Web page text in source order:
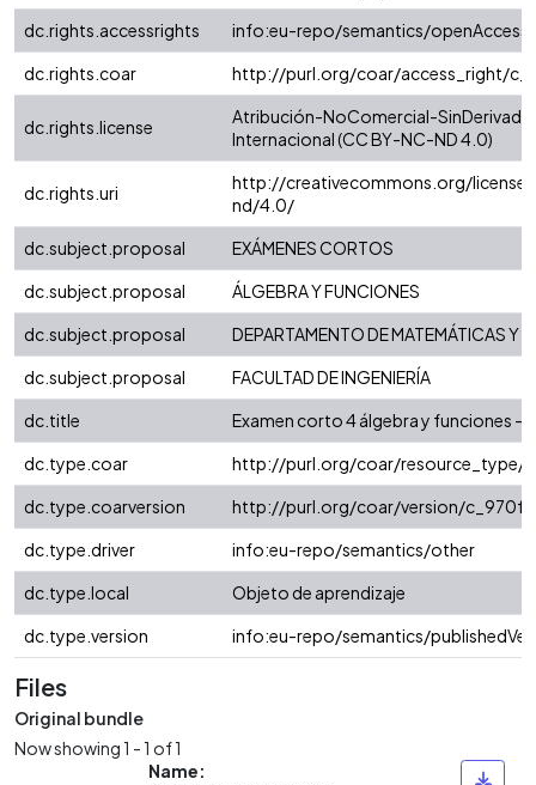
dc.rights.accessrights
info:eu-repo/semantics/openAccess
dc.rights.coar
http://purl.org/coar/access_right/
dc.rights.license
Atribución-NoComercial-
Internacional (CC BY-NC-ND 4.0)
dc.rights.uri
http://creativecommons.org/
nd/4.0/
dc.subject.proposal
EXÁMENES CORTOS
dc.subject.proposal
ÁLGEBRA Y FUNCIONES
dc.subject.proposal
DEPARTAMENTO DE MATEMÁTICAS Y
dc.subject.proposal
FACULTAD DE INGENIERÍA
dc.title
Examen corto 4 álgebra y funciones -
dc.type.coar
http://purl.org/coar/resource_type/
dc.type.coarversion
http://purl.org/coar/version/
dc.type.driver
info:eu-repo/semantics/other
dc.type.local
Objeto de aprendizaje
dc.type.version
info:eu-repo/semantics/
Files
Original bundle
Now showing1 - 1 of 1
Name: